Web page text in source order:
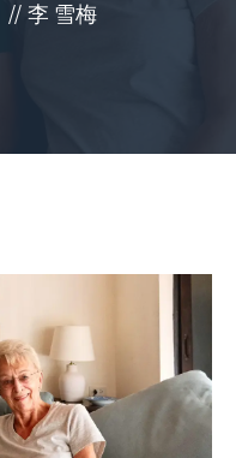
// 李 雪梅